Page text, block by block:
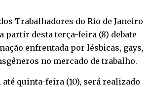
Trabalhadores do Rio de Janeiro
partir desta terça-feira (8) debate
enfrentada por lésbicas, gays,
no mercado de trabalho.
até quinta-feira (10), será realizado